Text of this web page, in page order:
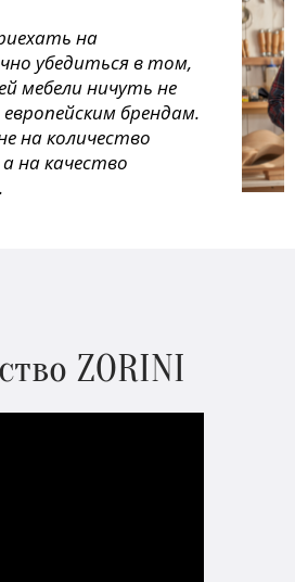
на
убедиться в том,
мебели ничуть не
брендам.
на количество
на качество
ZORINI